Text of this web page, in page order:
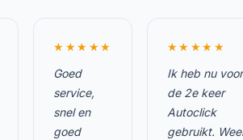
★★★★★
Goed
service,
snel en
goed
★★★★★
Ik heb nu voor
de 2e keer
Autoclick
gebruikt.